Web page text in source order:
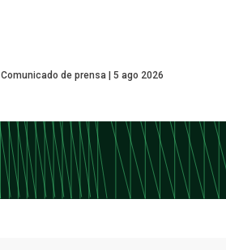
Comunicado de prensa 5 ago 2026